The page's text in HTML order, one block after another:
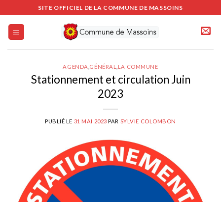
au
contenu
SITE OFFICIEL DE LA COMMUNE DE MASSOINS
AGENDA GÉNÉRAL LA COMMUNE
Stationnement et circulation Juin
2023
PUBLIÉ LE 31 MAI 2023 PAR SYLVIE COLOMBON